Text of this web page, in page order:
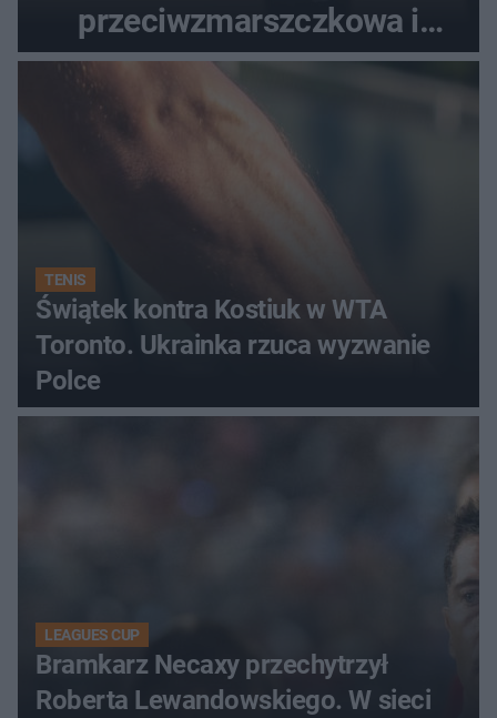
przeciwzmarszczkowa i
regenerująca
TENIS
Świątek kontra Kostiuk w WTA
Toronto. Ukrainka rzuca wyzwanie
Polce
LEAGUES CUP
Bramkarz Necaxy przechytrzył
Roberta Lewandowskiego. W sieci